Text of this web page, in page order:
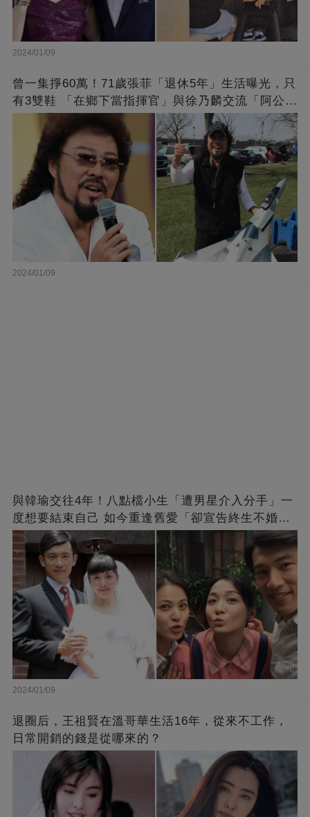
2024/01/09
曾一集掙60萬！71歲張菲「退休5年」生活曝光，只
有3雙鞋 「在鄉下當指揮官」與徐乃麟交流「阿公
2024/01/09
與韓瑜交往4年！八點檔小生「遭男星介入分手」一
度想要結束自己 如今重逢舊愛「卻宣告終生不婚」
原因曝光
2024/01/09
退圈后，王祖賢在溫哥華生活16年，從來不工作，
日常開銷的錢是從哪來的？